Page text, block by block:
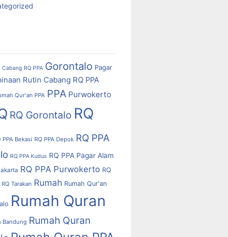
Cabang RQ PPA Gorontalo Pagar
Rutin Cabang RQ PPA
Qur'an PPA PPA Purwokerto
RQ Gorontalo RQ
PPA Bekasi RQ PPA Depok RQ PPA
RQ PPA Kudus RQ PPA Pagar Alam
RQ PPA Purwokerto RQ
RQ Tarakan Rumah Rumah Qur'an
Rumah Quran
Bandung Rumah Quran